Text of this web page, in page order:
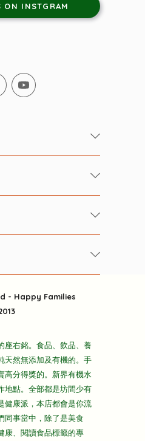
ON INSTGRAM
- Happy Families
座右銘。食品、飲品、養
天然無添加及有機的。手
高分得獎的。新界有機水
地點。全部都是坊間少有
健康派，本店都會是你流
同事當中，除了是美食
康、閱讀食品標籤的專